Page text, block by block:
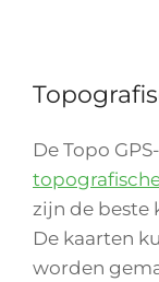
De Topo
zijn de beste
De kaarten
worden